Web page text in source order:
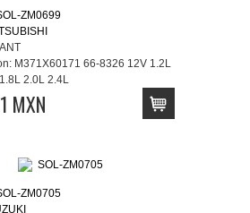
ZM0699
M371X60171 66-8326 12V 1.2L
2.0L 2.4L
MXN
ZM0705